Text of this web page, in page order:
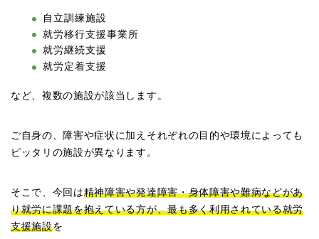
自立訓練施設
就労移行支援事業所
就労継続支援
就労定着支援
など、複数の施設が該当します。
ご自身の、障害や症状に加えそれぞれの目的や環境によっても
ピッタリの施設が異なります。
そこで、今回は精神障害や発達障害・身体障害や難病などがあ
り就労に課題を抱えている方が、最も多く利用されている就労
支援施設を